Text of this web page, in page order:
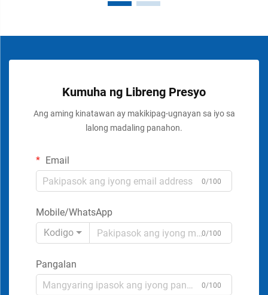
Kumuha ng Libreng Presyo
Ang aming kinatawan ay makikipag-ugnayan sa iyo sa
lalong madaling panahon.
Email
0/100
Mobile/WhatsApp
Kodigo
0/100
Pangalan
0/100